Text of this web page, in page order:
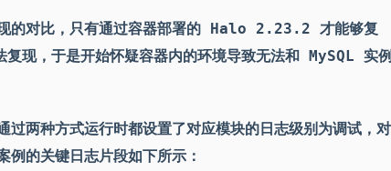
现的对比，只有通过容器部署的 Halo 2.23.2 才能够复
现，于是开始怀疑容器内的环境导致无法和 MySQL 实
过两种方式运行时都设置了对应模块的日志级别为调试，
例的关键日志片段如下所示：